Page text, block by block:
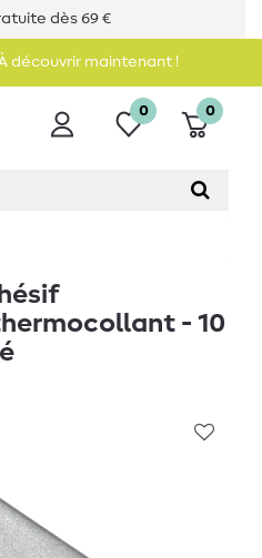
dès 69 €
découvrir maintenant !
0 0
- 10